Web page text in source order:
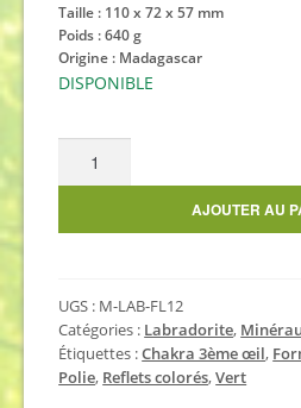
Taille : 110 x 72 x 57 mm
Poids : 640 g
Origine : Madagascar
DISPONIBLE
libre
640
g
AJOUTER AU
UGS : M-LAB-FL12
Catégories : Labradorite,
Étiquettes :Chakra 3ème œil,
Polie, Reflets colorés,Vert